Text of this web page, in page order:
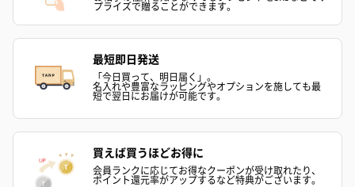
プライズで贈ることができます。
最短即日発送
「今日買って、明日届く」。
名入れや豊富なラッピングやオプションを施しても最
短で翌日にお届けが可能です。
買えば買うほどお得に
会員ランクに応じてお得なクーポンが受け取れたり、
ポイント還元率がアップするなど特典がございます。